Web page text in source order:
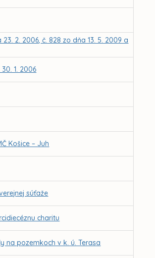
2. 2006, č. 828 zo dňa 13. 5. 2009 a
1. 2006
Košice – Juh
súťaže
charitu
na pozemkoch v k. ú. Terasa